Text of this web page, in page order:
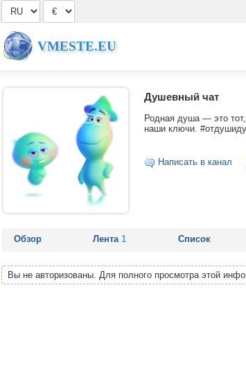
VMESTE.EU
Душевный чат
Родная душа — это
наши ключи.
Написать в канал
Обзор Лента1 Список
Вы не авторизованы. Для полного просмотра этой